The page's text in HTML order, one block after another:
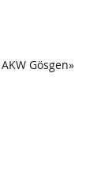
Gösgen»